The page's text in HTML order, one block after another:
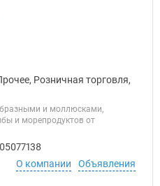
Розничная торговля,
и моллюсками,
и морепродуктов от
О компании
Объявления